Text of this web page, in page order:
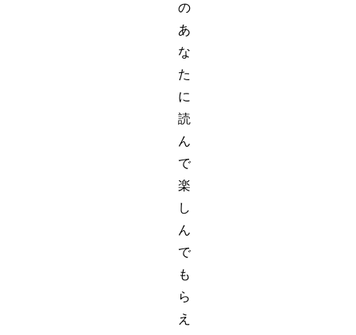
の
あ
な
た
に
読
ん
で
楽
し
ん
で
も
ら
え